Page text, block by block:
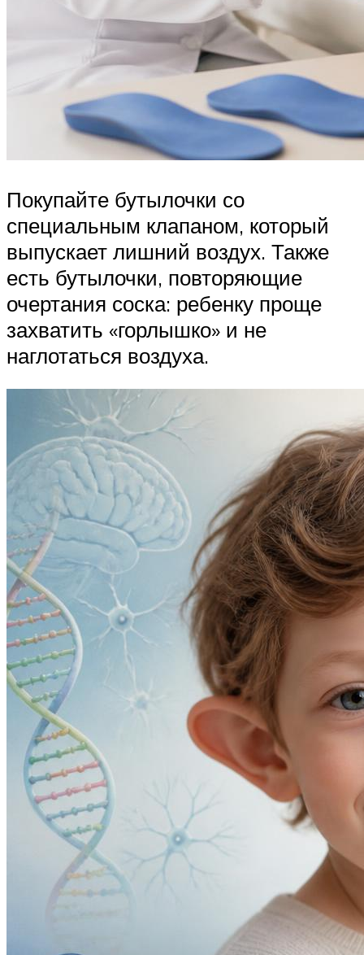
Покупайте бутылочки со
специальным клапаном, который
выпускает лишний воздух. Также
есть бутылочки, повторяющие
очертания соска: ребенку проще
захватить «горлышко» и не
наглотаться воздуха.